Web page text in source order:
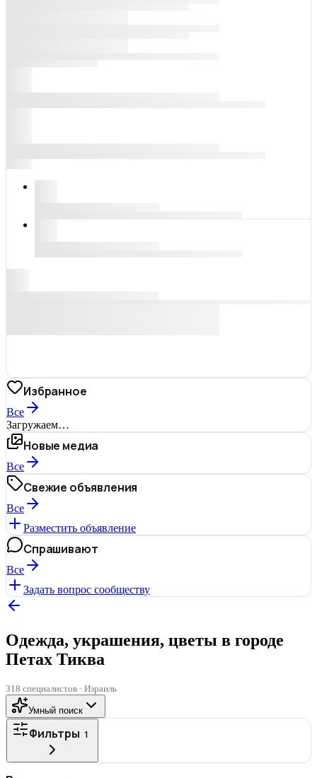
Избранное
Все
Загружаем…
Новые медиа
Все
Свежие объявления
Все
Разместить объявление
Спрашивают
Все
Задать вопрос сообществу
Одежда, украшения, цветы в городе
Петах Тиква
318 специалистов · Израиль
Умный поиск
Фильтры 1